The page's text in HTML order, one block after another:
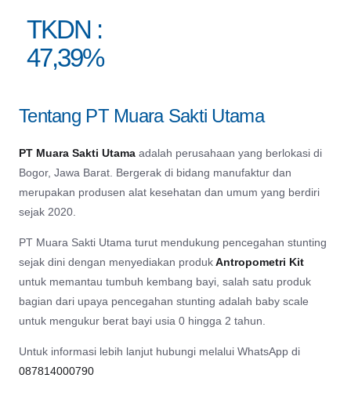
TKDN :
47,39%
Tentang PT Muara Sakti Utama
PT Muara Sakti Utama adalah perusahaan yang berlokasi di
Bogor, Jawa Barat. Bergerak di bidang manufaktur dan
merupakan produsen alat kesehatan dan umum yang berdiri
sejak 2020.
PT Muara Sakti Utama turut mendukung pencegahan stunting
sejak dini dengan menyediakan produkAntropometri Kit
untuk memantau tumbuh kembang bayi, salah satu produk
bagian dari upaya pencegahan stunting adalah baby scale
untuk mengukur berat bayi usia 0 hingga 2 tahun.
Untuk informasi lebih lanjut hubungi melalui WhatsApp di
087814000790